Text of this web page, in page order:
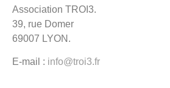
Association TROI3.
39, rue Domer
69007 LYON.
E-mail : info@troi3.fr